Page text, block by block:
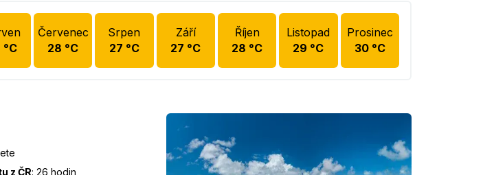
°C
Červenec
28 °C
Srpen
27 °C
Září
27 °C
Říjen
28 °C
Listopad
29 °C
Prosinec
30°C
z ČR:26 hodin